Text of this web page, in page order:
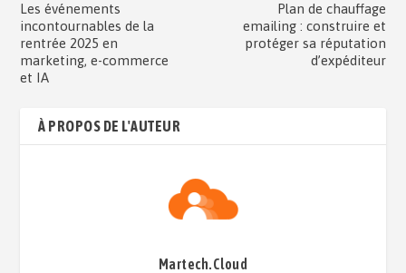
Les événements
incontournables de la
rentrée 2025 en
marketing, e-commerce
et IA
Plan de chauffage
emailing : construire et
protéger sa réputation
d’expéditeur
À PROPOS DE L'AUTEUR
Martech.Cloud